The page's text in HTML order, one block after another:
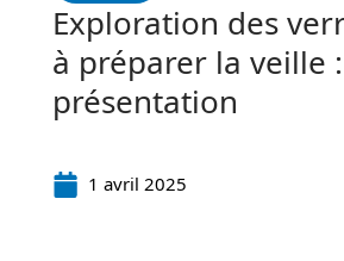
Exploration des
à préparer la veille
présentation
1 avril 2025